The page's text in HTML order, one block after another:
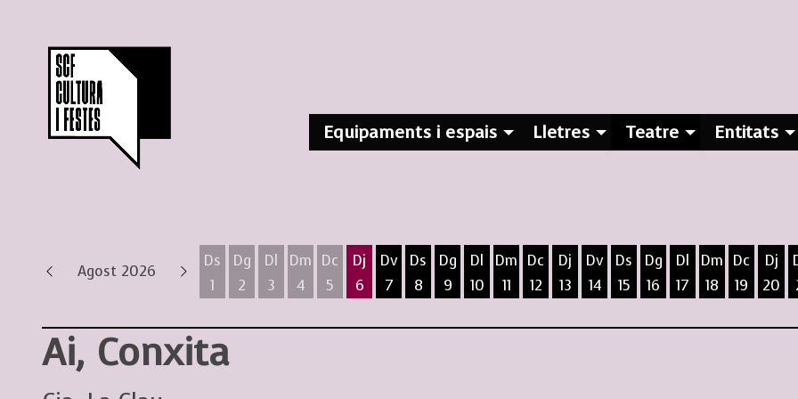
Equipaments i espais Lletres Teatre Entitats
Agost 2026
Ds
1
Dg
2
Dl
3
Dm
4
Dc
5
Dj
6
Dv
7
Ds
8
Dg
9
Dl
10
Dm
11
Dc
12
Dj
13
Dv
14
Ds
15
Dg
16
Dl
17
Dm
18
Dc
19
Dj
20
Ai, Conxita